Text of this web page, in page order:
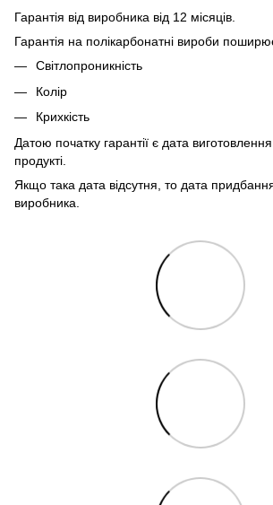
Гарантія від виробника від 12 місяців.
Гарантія на полікарбонатні вироби
Світлопроникність
Колір
Крихкість
Датою початку гарантії є дата
продукті.
Якщо така дата відсутня, то дата
виробника.